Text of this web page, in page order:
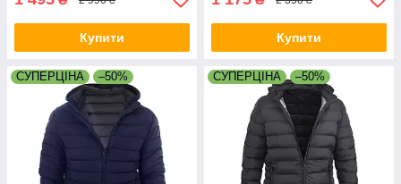
Купити Купити
СУПЕРЦІНА –50% СУПЕРЦІНА –50%